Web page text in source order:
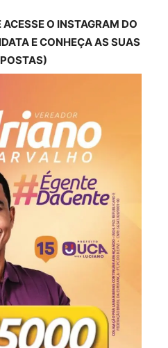
O INSTAGRAM DO
E CONHEÇA AS SUAS